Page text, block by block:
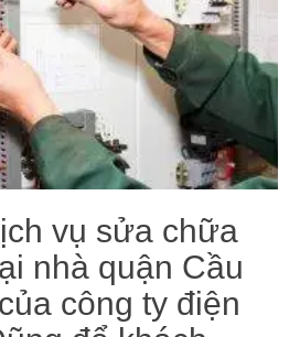
vụ sửa chữa
nhà quận Cầu
công ty điện